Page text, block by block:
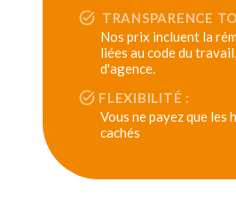
TRANSPARENCE
Nos prix incluent la
liées au code du
d'agence.
FLEXIBILITÉ :
Vous ne payez que
cachés